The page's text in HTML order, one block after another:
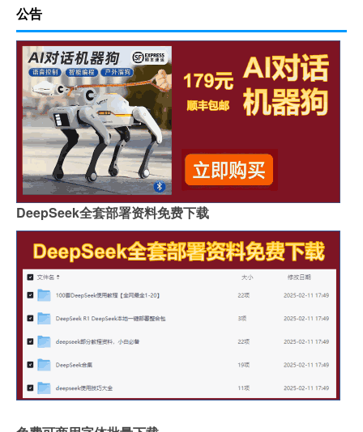
公告
DeepSeek全套部署资料免费下载